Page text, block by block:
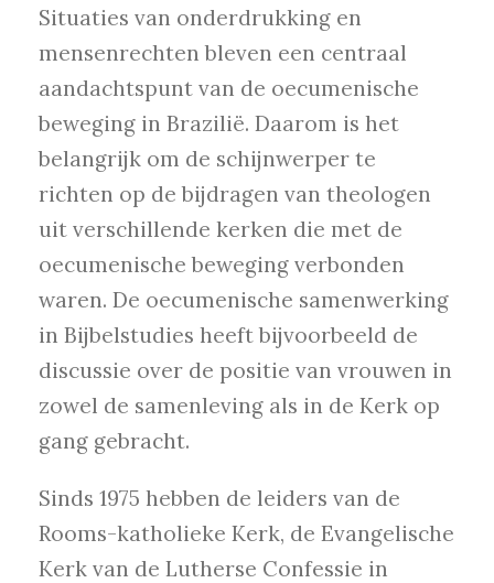
Situaties van onderdrukking en
mensenrechten bleven een centraal
aandachtspunt van de oecumenische
beweging in Brazilië. Daarom is het
belangrijk om de schijnwerper te
richten op de bijdragen van theologen
uit verschillende kerken die met de
oecumenische beweging verbonden
waren. De oecumenische samenwerking
in Bijbelstudies heeft bijvoorbeeld de
discussie over de positie van vrouwen in
zowel de samenleving als in de Kerk op
gang gebracht.
Sinds 1975 hebben de leiders van de
Rooms-katholieke Kerk, de Evangelische
Kerk van de Lutherse Confessie in